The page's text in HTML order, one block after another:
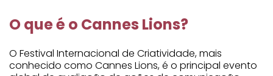
O que é o Cannes Lions?
O Festival Internacional de Criatividade, mais
conhecido como Cannes Lions, é o principal evento